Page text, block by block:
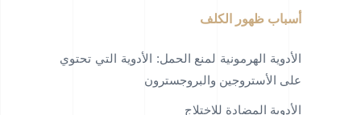
أسباب ظهور الكلف
الأدوية الهرمونية لمنع الحمل: الأدوية التي تحتوي
على الأستروجين والبروجسترون
الأدوية المضادة للاختلاج